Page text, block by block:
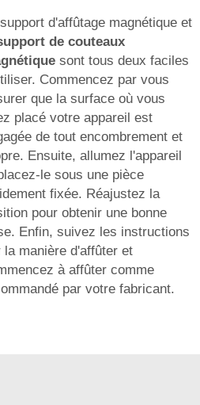
d'affûtage magnétique et
de couteaux
sont tous deux faciles
Commencez par vous
que la surface où vous
placé votre appareil est
de tout encombrement et
Ensuite, allumez l'appareil
le sous une pièce
fixée. Réajustez la
pour obtenir une bonne
Enfin, suivez les instructions
la manière d'affûter et
à affûter comme
par votre fabricant.